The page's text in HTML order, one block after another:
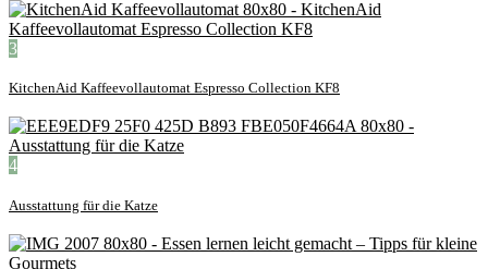
3
KitchenAid Kaffeevollautomat Espresso Collection KF8
4
Ausstattung für die Katze